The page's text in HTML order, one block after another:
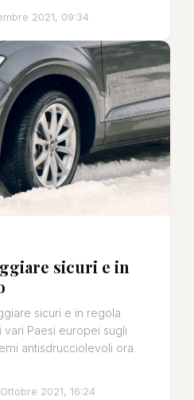
2021, 09:34
sicuri e in
sicuri e in regola
Paesi europei sugli
antisdrucciolevoli ora
Ottobre 2021, 16:24